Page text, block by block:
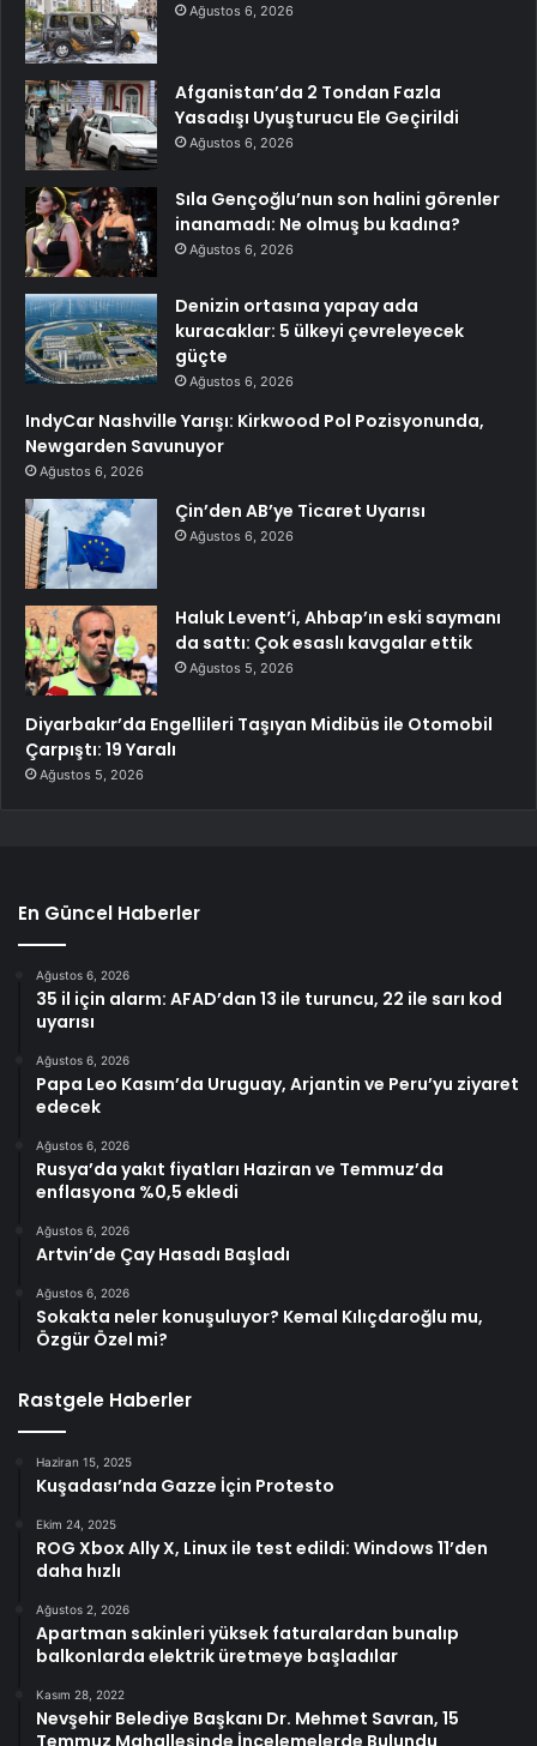
Ağustos 6, 2026
Afganistan’da 2 Tondan Fazla
Yasadışı Uyuşturucu Ele Geçirildi
Ağustos 6, 2026
Sıla Gençoğlu’nun son halini görenler
inanamadı: Ne olmuş bu kadına?
Ağustos 6, 2026
Denizin ortasına yapay ada
kuracaklar: 5 ülkeyi çevreleyecek
güçte
Ağustos 6, 2026
IndyCar Nashville Yarışı: Kirkwood Pol Pozisyonunda,
Newgarden Savunuyor
Ağustos 6, 2026
Çin’den AB’ye Ticaret Uyarısı
Ağustos 6, 2026
Haluk Levent’i, Ahbap’ın eski saymanı
da sattı: Çok esaslı kavgalar ettik
Ağustos 5, 2026
Diyarbakır’da Engellileri Taşıyan Midibüs ile Otomobil
Çarpıştı: 19 Yaralı
Ağustos 5, 2026
En Güncel Haberler
Ağustos 6, 2026
35 il için alarm: AFAD’dan 13 ile turuncu, 22 ile sarı kod
uyarısı
Ağustos 6, 2026
Papa Leo Kasım’da Uruguay, Arjantin ve Peru’yu ziyaret
edecek
Ağustos 6, 2026
Rusya’da yakıt fiyatları Haziran ve Temmuz’da
enflasyona %0,5 ekledi
Ağustos 6, 2026
Artvin’de Çay Hasadı Başladı
Ağustos 6, 2026
Sokakta neler konuşuluyor? Kemal Kılıçdaroğlu mu,
Özgür Özel mi?
Rastgele Haberler
Haziran 15, 2025
Kuşadası’nda Gazze İçin Protesto
Ekim 24, 2025
ROG Xbox Ally X, Linux ile test edildi: Windows 11’den
daha hızlı
Ağustos 2, 2026
Apartman sakinleri yüksek faturalardan bunalıp
balkonlarda elektrik üretmeye başladılar
Kasım 28, 2022
Nevşehir Belediye Başkanı Dr. Mehmet Savran, 15